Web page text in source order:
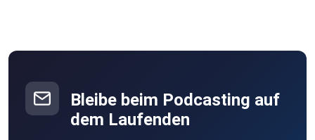
Bleibe beim Podcasting auf
dem Laufenden